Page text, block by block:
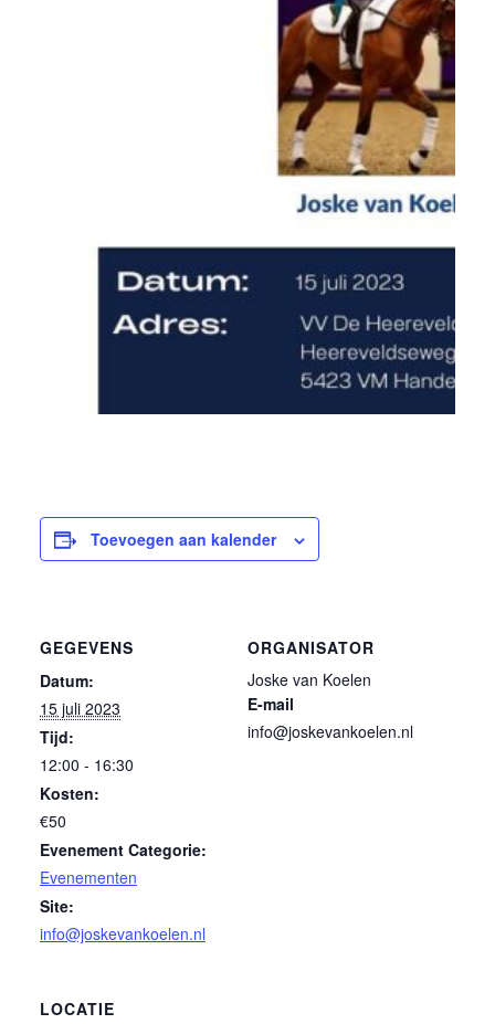
Toevoegen aan kalender
GEGEVENS
Datum:
15 juli 2023
Tijd:
12:00 - 16:30
Kosten:
€50
Evenement Categorie:
Evenementen
Site:
info@joskevankoelen.nl
ORGANISATOR
Joske van Koelen
E-mail
info@joskevankoelen.nl
LOCATIE